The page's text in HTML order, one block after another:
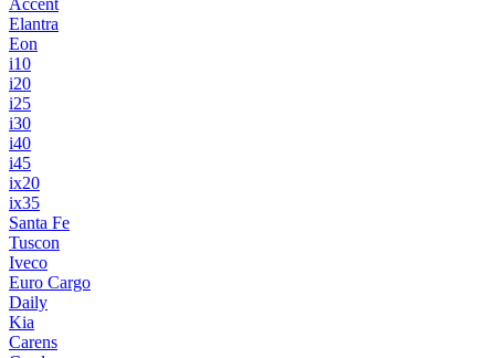
Accent
Elantra
Eon
i10
i20
i25
i30
i40
i45
ix20
ix35
Santa Fe
Tuscon
Iveco
Euro Cargo
Daily
Kia
Carens